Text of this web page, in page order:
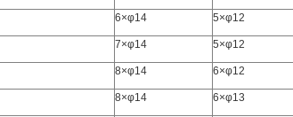
6×φ14 5×φ12
7×φ14 5×φ12
8×φ14 6×φ12
8×φ14 6×φ13